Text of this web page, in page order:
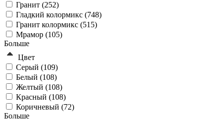
Гранит (252)
Гладкий колормикс (748)
Гранит колормикс (515)
Мрамор (105)
Больше
Цвет
Серый (109)
Белый (108)
Желтый (108)
Красный (108)
Коричневый (72)
Больше